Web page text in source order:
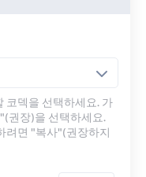
코덱을 선택하세요. 가
권장)을 선택하세요.
려면 "복사"(권장하지